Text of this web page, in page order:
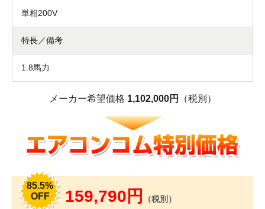
単相200V
特長／備考
1.8馬力
メーカー希望価格 1,102,000円 （税別）
85.5%
OFF
159,790円 （税別）